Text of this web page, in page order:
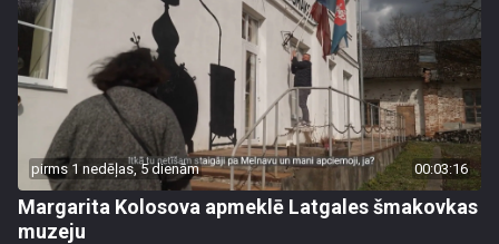
pirms 1 nedēļas, 5 dienām 00:03:16
Margarita Kolosova apmeklē Latgales šmakovkas
muzeju